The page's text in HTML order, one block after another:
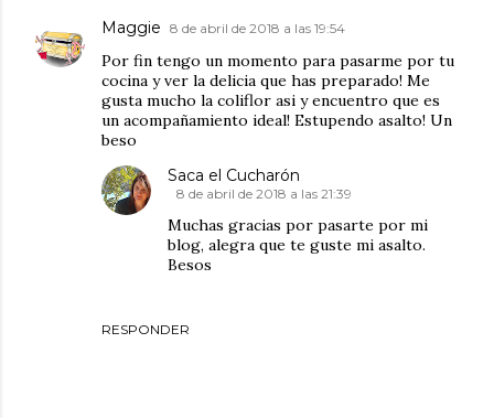
Maggie 8 de abril de 2018 a las 19:54
Por fin tengo un momento para pasarme por tu
cocina y ver la delicia que has preparado! Me
gusta mucho la coliflor asi y encuentro que es
un acompañamiento ideal! Estupendo asalto! Un
beso
RESPONDER
Saca el Cucharón
8 de abril de 2018 a las 21:39
Muchas gracias por pasarte por mi
blog, alegra que te guste mi asalto.
Besos